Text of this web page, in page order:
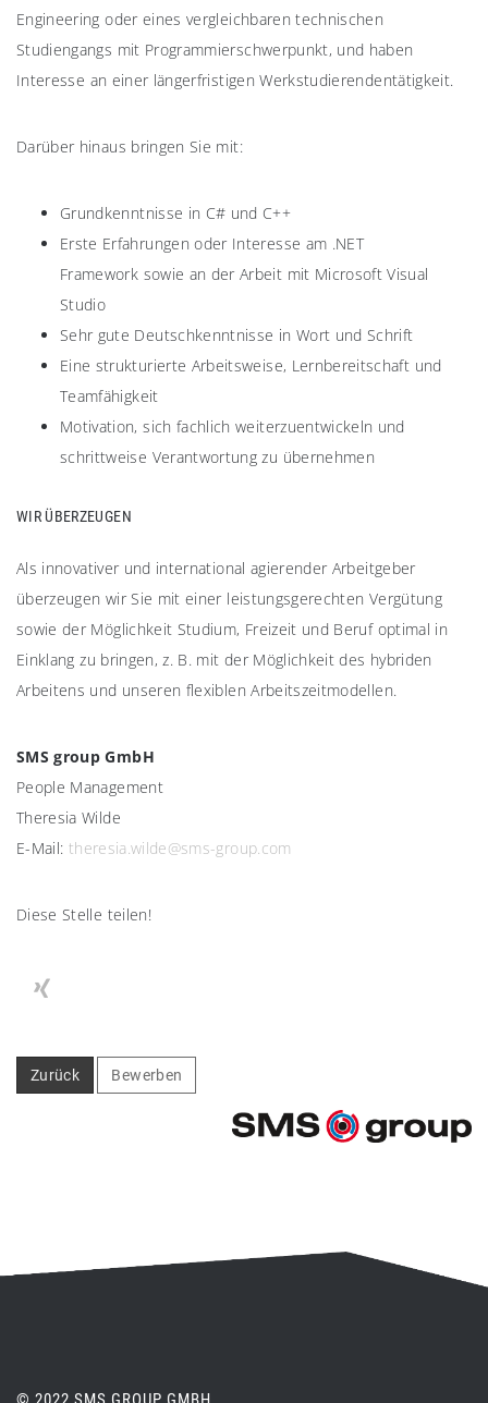
Engineering oder eines vergleichbaren technischen
Studiengangs mit Programmierschwerpunkt, und haben
Interesse an einer längerfristigen Werkstudierendentätigkeit.
Darüber hinaus bringen Sie mit:
Grundkenntnisse in C# und C++
Erste Erfahrungen oder Interesse am .NET
Framework sowie an der Arbeit mit Microsoft Visual
Studio
Sehr gute Deutschkenntnisse in Wort und Schrift
Eine strukturierte Arbeitsweise, Lernbereitschaft und
Teamfähigkeit
Motivation, sich fachlich weiterzuentwickeln und
schrittweise Verantwortung zu übernehmen
WIR ÜBERZEUGEN​
Als innovativer und international agierender Arbeitgeber
überzeugen wir Sie mit einer leistungsgerechten Vergütung
sowie der Möglichkeit Studium, Freizeit und Beruf optimal in
Einklang zu bringen, z. B. mit der Möglichkeit des hybriden
Arbeitens und unseren flexiblen Arbeitszeitmodellen.
SMS group GmbH
People Management
Theresia Wilde
E-Mail: theresia.wilde@sms-group.com
Diese Stelle teilen!
Zurück Bewerben